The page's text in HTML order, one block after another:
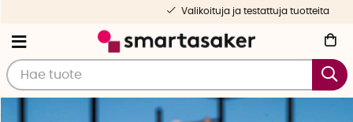
Valikoituja ja testattuja tuotteita